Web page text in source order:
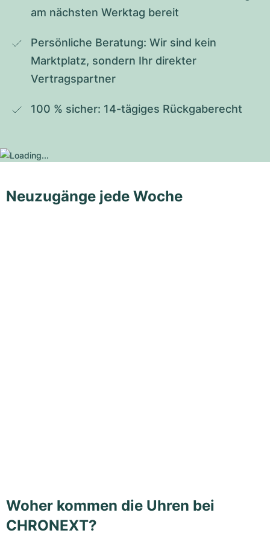
am nächsten Werktag bereit
Persönliche Beratung: Wir sind kein
Marktplatz, sondern Ihr direkter
Vertragspartner
100 % sicher: 14-tägiges Rückgaberecht
Neuzugänge jede Woche
Woher kommen die Uhren bei
CHRONEXT?